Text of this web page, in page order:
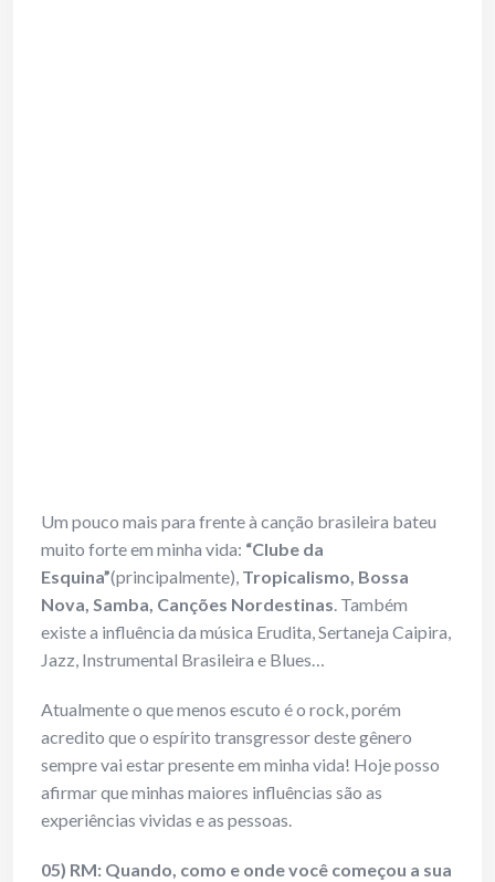
Um pouco mais para frente à canção brasileira bateu
muito forte em minha vida: “Clube da
Esquina”(principalmente), Tropicalismo, Bossa
Nova, Samba, Canções Nordestinas. Também
existe a influência da música Erudita, Sertaneja Caipira,
Jazz, Instrumental Brasileira e Blues…
Atualmente o que menos escuto é o rock, porém
acredito que o espírito transgressor deste gênero
sempre vai estar presente em minha vida! Hoje posso
afirmar que minhas maiores influências são as
experiências vividas e as pessoas.
05) RM: Quando, como e onde você começou a sua